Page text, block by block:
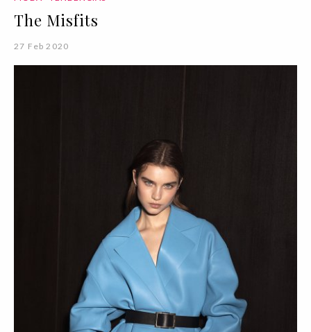
The Misfits
27 Feb 2020